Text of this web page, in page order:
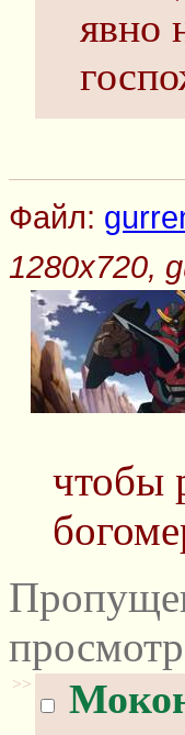
явно
Файл:
1280x720,
чтобы
>>